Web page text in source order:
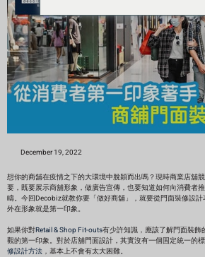
December 19, 2022
想你的商舖在疫情之下的大環境中脫穎而出嗎？現時商業店舖
要，既要展示商舖形象，做廣告宣傳，也要知道如何向消費者
疇。今回Decobiz就教你要「做好商舖」，就要從門面裝修設
外在形象就是第一印象。
如果你對Retail & Shop Fit-outs有少許知識，應該了解門面裝飾
觀的第一印象。對於店舖門面設計，其實沒有一個固定統一的
修設計方法 ，基本上不會有太大困難。